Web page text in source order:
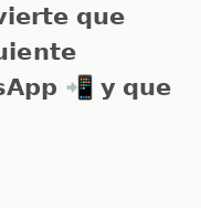
𝗾𝘂𝗲
📲 𝘆 𝗾𝘂𝗲